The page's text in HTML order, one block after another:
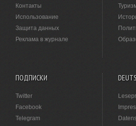
Контакты
Использование
Защита данных
Реклама в журнале
ПОДПИСКИ
Twitter
Facebook
Telegram